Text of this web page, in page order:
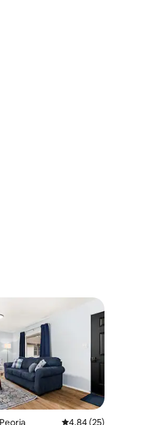
Évaluation moyenne
4,84 (25)